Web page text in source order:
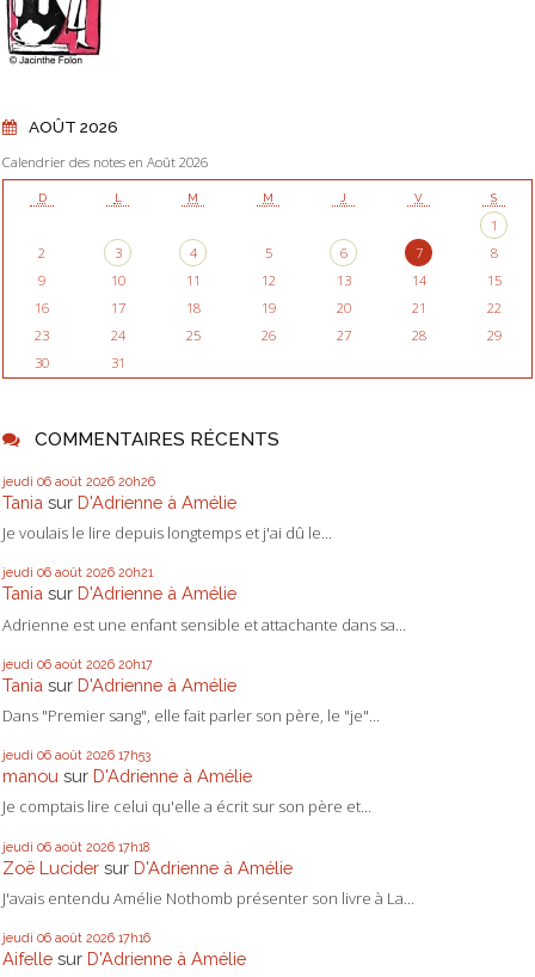
AOÛT 2026
Calendrier des notes en Août 2026
D L M M J V S
1
2
3 4 5 6 7
8
9
10 11 12 13 14
15
16
17 18 19 20 21
22
23
24 25 26 27 28
29
30
31
COMMENTAIRES RÉCENTS
jeudi 06 août 2026 20h26
Tania sur D'Adrienne à Amélie
Je voulais le lire depuis longtemps et j'ai dû le...
jeudi 06 août 2026 20h21
Tania sur D'Adrienne à Amélie
Adrienne est une enfant sensible et attachante dans sa...
jeudi 06 août 2026 20h17
Tania sur D'Adrienne à Amélie
Dans "Premier sang", elle fait parler son père, le "je"...
jeudi 06 août 2026 17h53
manou sur D'Adrienne à Amélie
Je comptais lire celui qu'elle a écrit sur son père et...
jeudi 06 août 2026 17h18
Zoë Lucider sur D'Adrienne à Amélie
J'avais entendu Amélie Nothomb présenter son livre à La...
jeudi 06 août 2026 17h16
Aifelle sur D'Adrienne à Amélie